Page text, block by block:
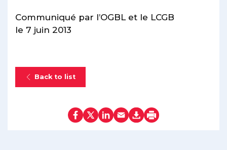
Communiqué par l’OGBL et le LCGB
le 7 juin 2013
Back to list